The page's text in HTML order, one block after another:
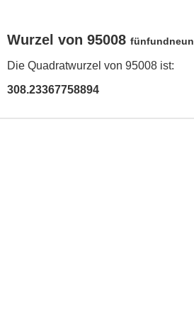
Wurzel von 95008
Die Quadratwurzel von 95008 ist:
308.23367758894